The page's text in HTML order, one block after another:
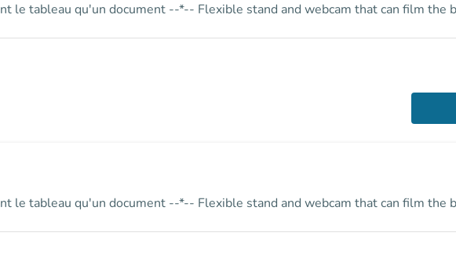
le tableau qu'un document --*-- Flexible stand and webcam that can film the
le tableau qu'un document --*-- Flexible stand and webcam that can film the